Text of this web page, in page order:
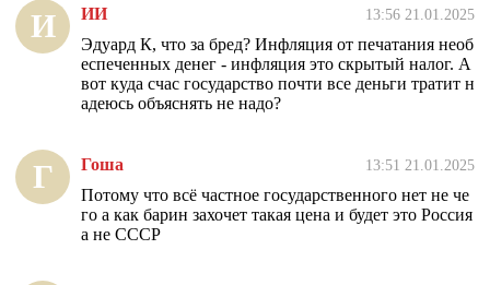
И ИИ 13:56 21.01.2025
Эдуард К, что за бред? Инфляция от печатания необ
еспеченных денег - инфляция это скрытый налог. А
вот куда счас государство почти все деньги тратит н
адеюсь объяснять не надо?
Г Гоша 13:51 21.01.2025
Потому что всё частное государственного нет не че
го а как барин захочет такая цена и будет это Россия
а не СССР